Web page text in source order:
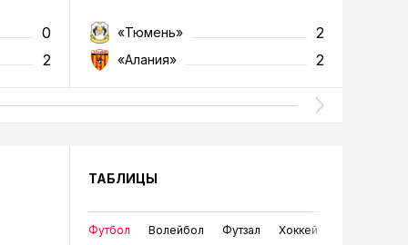
0
2
«Тюмень» 2
«Алания» 2
ТАБЛИЦЫ
Футбол Волейбол Футзал Хоккей